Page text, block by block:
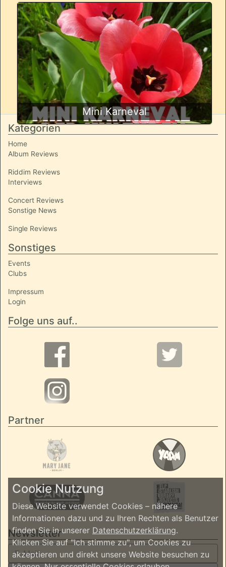
Mini Karneval
Kategorien
Home
Album Reviews
Riddim Reviews
Interviews
Concert Reviews
Sonstige News
Single Reviews
Sonstiges
Events
Clubs
Impressum
Login
Folge uns auf..
Partner
Newsletter
Cookie Nutzung
Diese Website verwendet Cookies – nähere
Informationen dazu und zu Ihren Rechten als Benutzer
finden Sie in unserer Datenschutzerklärung.
Klicken Sie auf "Ich stimme zu", um Cookies zu
akzeptieren und direkt unsere Website besuchen zu